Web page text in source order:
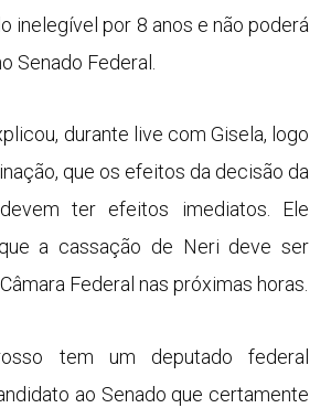
inelegível por 8 anos e não poderá
Senado Federal.
durante live com Gisela, logo
que os efeitos da decisão da
ter efeitos imediatos. Ele
a cassação de Neri deve ser
Federal nas próximas horas.
tem um deputado federal
ao Senado que certamente